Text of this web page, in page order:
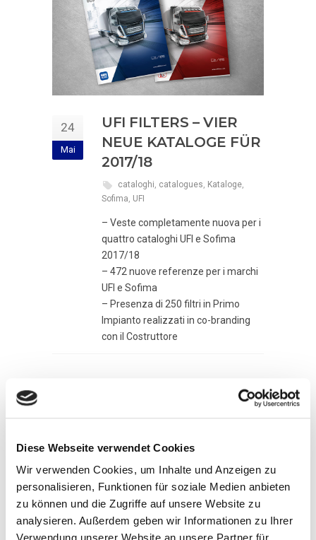
Diese Webseite verwendet Cookies
Wir verwenden Cookies, um Inhalte und Anzeigen zu
personalisieren, Funktionen für soziale Medien anbieten
zu können und die Zugriffe auf unsere Website zu
analysieren. Außerdem geben wir Informationen zu Ihrer
24
Mai
UFI FILTERS – VIER
NEUE KATALOGE FÜR
2017/18
cataloghi catalogues Kataloge
Sofima UFI
– Veste completamente nuova per i
quattro cataloghi UFI e Sofima
2017/18
– 472 nuove referenze per i marchi
UFI e Sofima
– Presenza di 250 filtri in Primo
Impianto realizzati in co-branding
con il Costruttore
Neuigkeiten